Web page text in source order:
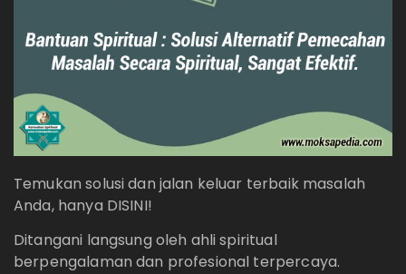
Temukan solusi dan jalan keluar terbaik masalah
Anda, hanya DISINI!
Ditangani langsung oleh ahli spiritual
berpengalaman dan profesional terpercaya.